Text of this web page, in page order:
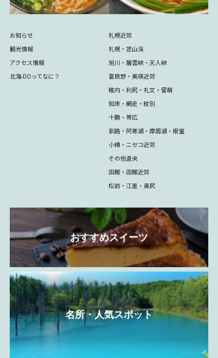
お知らせ
観光情報
アクセス情報
北海-DOってなに？
札幌近郊
札幌・定山渓
旭川・層雲峡・天人峡
富良野・美瑛近郊
稚内・利尻・礼文・留萌
知床・網走・紋別
十勝・帯広
釧路・阿寒湖・摩周湖・根室
小樽・ニセコ近郊
その他道央
函館・函館近郊
松前・江差・奥尻
おすすめスイーツ
名所・人気スポット